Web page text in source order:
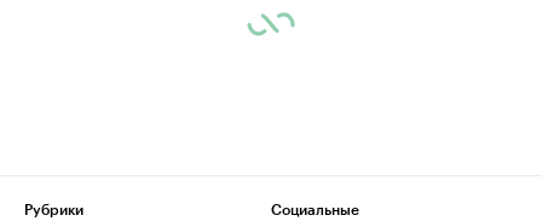
Рубрики
Социальные